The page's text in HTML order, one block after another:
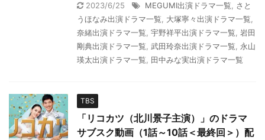
2023/6/25 MEGUMI出演ドラマ一覧
さと
うほなみ出演ドラマ一覧
大塚寧々出演ドラマ一覧
奈緒出演ドラマ一覧 宇野祥平出演ドラマ一覧 岩田
剛典出演ドラマ一覧 武田玲奈出演ドラマ一覧 永山
瑛太出演ドラマ一覧
田中みな実出演ドラマ一覧
TBS
「リコカツ（北川景子主演）」のドラマ
サブスク動画（1話～10話＜最終回＞）配